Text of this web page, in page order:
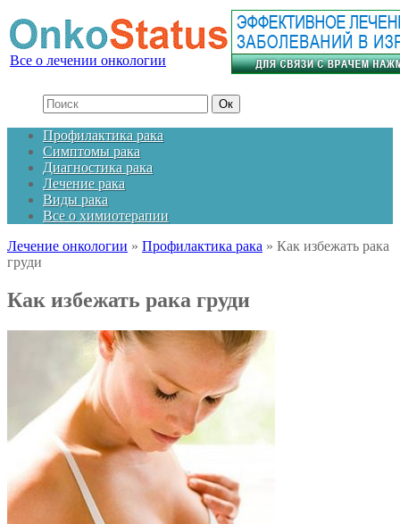
Все о лечении онкологии
Профилактика рака
Симптомы рака
Диагностика рака
Лечение рака
Виды рака
Все о химиотерапии
Лечение онкологии » Профилактика рака » Как избежать рака
груди
Как избежать рака груди